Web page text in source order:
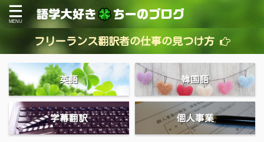
フリーランス翻訳者の仕事の見つけ方
英語 韓国語
字幕翻訳 個人事業